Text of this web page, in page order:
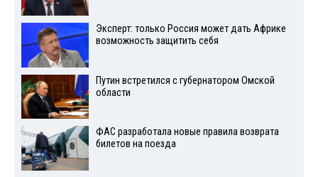
Эксперт: только Россия может дать Африке
возможность защитить себя
Путин встретился с губернатором Омской
области
ФАС разработала новые правила возврата
билетов на поезда